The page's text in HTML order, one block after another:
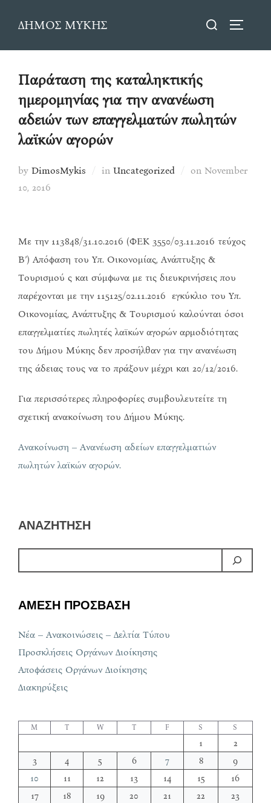
ΔΗΜΟΣ ΜΥΚΗΣ
Search
Παράταση της καταληκτικής
ημερομηνίας για την ανανέωση
αδειών των επαγγελματών πωλητών
λαϊκών αγορών
by DimosMykis in Uncategorized on Posted
November
10, 2016
Με την 113848/31.10.2016 (ΦΕΚ 3550/03.11.2016 τεύχος
Β’) Απόφαση του Υπ. Οικονομίας, Ανάπτυξης &
Τουρισμού ς και σύμφωνα με τις διευκρινήσεις που
παρέχονται με την 115125/02.11.2016 εγκύκλιο του Υπ.
Οικονομίας, Ανάπτυξης & Τουρισμού καλούνται όσοι
επαγγελματίες πωλητές λαϊκών αγορών αρμοδιότητας
του Δήμου Μύκης δεν προσήλθαν για την ανανέωση
της άδειας τους να το πράξουν μέχρι και 20/12/2016.
Για περισσότερες πληροφορίες συμβουλευτείτε τη
σχετική ανακοίνωση του Δήμου Μύκης.
Ανακοίνωση – Ανανέωση αδείων επαγγελματιών
πωλητών λαϊκών αγορών.
ΑΝΑΖΗΤΗΣΗ
ΑΜΕΣΗ ΠΡΟΣΒΑΣΗ
Νέα – Ανακοινώσεις – Δελτία Τύπου
Προσκλήσεις Οργάνων Διοίκησης
Αποφάσεις Οργάνων Διοίκησης
Διακηρύξεις
M T W T F S S
1
2
3
4 5 6 7 8
9
10
11 12 13 14 15
16
17
18 19 20 21 22
23